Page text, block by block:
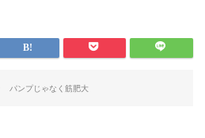
パンプじゃなく筋肥大